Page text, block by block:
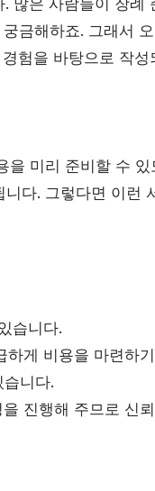
많은 사람들이 장례
금해하죠. 그래서
험을 바탕으로 작성
미리 준비할 수
다. 그렇다면 이런
습니다.
게 비용을 마련하
니다.
진행해 주므로 신